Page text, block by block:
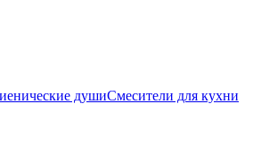
душиСмесители для кухни